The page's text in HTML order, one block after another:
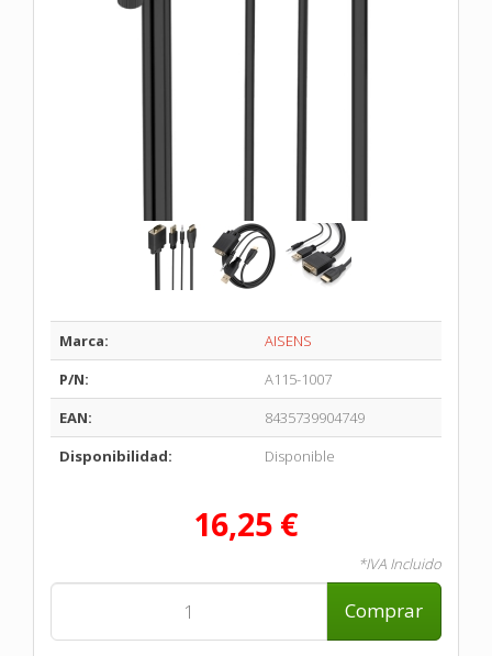
Marca:
AISENS
P/N:
A115-1007
EAN:
8435739904749
Disponibilidad:
Disponible
16,25 €
*IVA Incluido
Comprar